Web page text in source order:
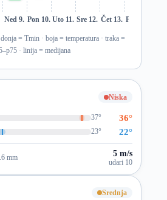
Ned 9. Pon 10. Uto 11. Sre 12. Čet 13. Pet 14.
= Tmin · boja = temperatura · traka =
· linija = medijana
Niska
37° 36°
23° 22°
mm 5 m/s
udari 10
Srednja